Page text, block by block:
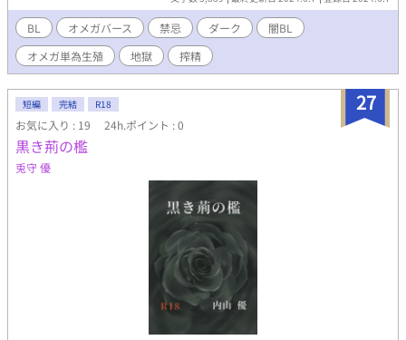
遠に君を愛したいんだ」 春森夢花様の闇BL企画参加作品です。 ム
ーンライトノベルズにも掲載。
BL オメガバース 禁忌 ダーク
闇BL
オメガ単為生殖
地獄 搾精
27
短編 完結 R18
お気に入り : 19 24h.ポイント : 0
黒き荊の檻
兎守 優